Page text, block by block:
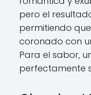
pero el
permitiendo
coronado con
Para el sabor,
perfectamente